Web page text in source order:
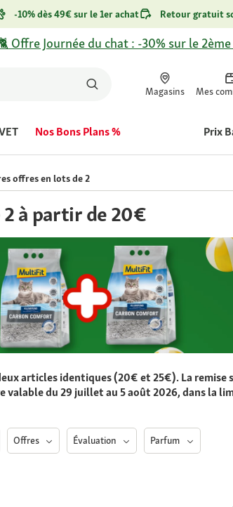
-10% dès 49€ sur le 1er achat Retour gratuit
Offre Journée du chat : -30% sur le
Magasins Mes
Nos Bons Plans % Prix
offres en lots de 2
à partir de 20€
articles identiques (20€ et 25€). La
valable du 29 juillet au 5 août 2026, dans la
Offres Évaluation Parfum